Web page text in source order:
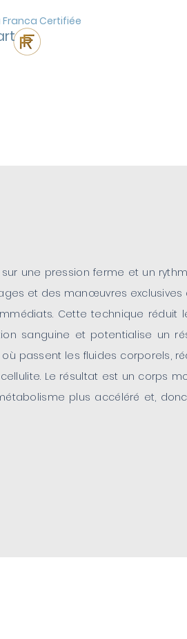
Certifiée
une pression ferme et un
et des manœuvres exclusives
Cette technique réduit
sanguine et potentialise un
où passent les fluides corporels,
Le résultat est un corps
plus accéléré et,